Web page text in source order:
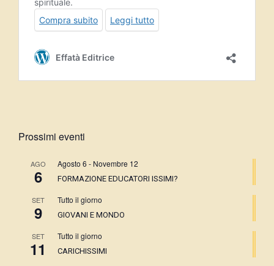
Prossimi eventi
AGO
6
Agosto 6 - Novembre 12
FORMAZIONE EDUCATORI ISSIMI?
SET
9
Tutto il giorno
GIOVANI E MONDO
SET
11
Tutto il giorno
CARICHISSIMI